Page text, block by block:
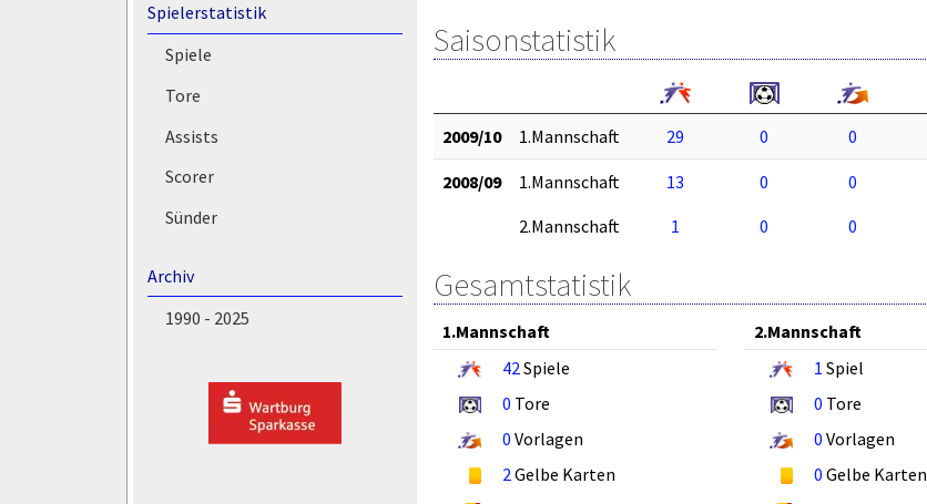
Spielerstatistik
Spiele
Tore
Assists
Scorer
Sünder
Archiv
1990 - 2025
Saisonstatistik
2009/10 1.Mannschaft 29 0 0
2008/09 1.Mannschaft 13 0 0
2.Mannschaft
1 0 0
Gesamtstatistik
1.Mannschaft
42Spiele
0 Tore
0 Vorlagen
2Gelbe Karten
2.Mannschaft
1 Spiel
0 Tore
0 Vorlagen
0 Gelbe Karten